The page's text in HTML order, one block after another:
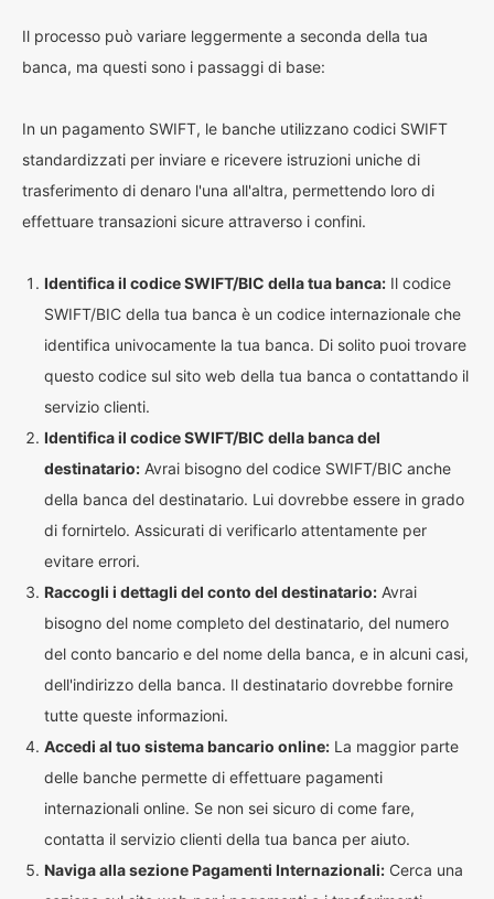
Il processo può variare leggermente a seconda della tua
banca, ma questi sono i passaggi di base:
In un pagamento SWIFT, le banche utilizzano codici SWIFT
standardizzati per inviare e ricevere istruzioni uniche di
trasferimento di denaro l'una all'altra, permettendo loro di
effettuare transazioni sicure attraverso i confini.
Identifica il codice SWIFT/BIC della tua banca: Il codice
SWIFT/BIC della tua banca è un codice internazionale che
identifica univocamente la tua banca. Di solito puoi trovare
questo codice sul sito web della tua banca o contattando il
servizio clienti.
Identifica il codice SWIFT/BIC della banca del
destinatario: Avrai bisogno del codice SWIFT/BIC anche
della banca del destinatario. Lui dovrebbe essere in grado
di fornirtelo. Assicurati di verificarlo attentamente per
evitare errori.
Raccogli i dettagli del conto del destinatario: Avrai
bisogno del nome completo del destinatario, del numero
del conto bancario e del nome della banca, e in alcuni casi,
dell'indirizzo della banca. Il destinatario dovrebbe fornire
tutte queste informazioni.
Accedi al tuo sistema bancario online: La maggior parte
delle banche permette di effettuare pagamenti
internazionali online. Se non sei sicuro di come fare,
contatta il servizio clienti della tua banca per aiuto.
Naviga alla sezione Pagamenti Internazionali: Cerca una